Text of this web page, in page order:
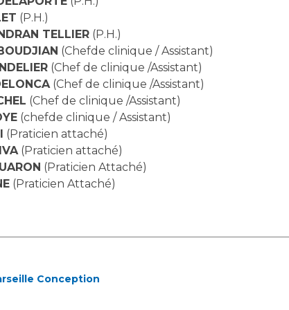
Maternité Hôpital Nord
Maladies Rares
Maladies Rares
(P.H.)
TELLIER (P.H.)
(Chefde clinique / Assistant)
(Chef de clinique /Assistant)
(Chef de clinique /Assistant)
(Chef de clinique /Assistant)
(chefde clinique / Assistant)
(Praticien attaché)
(Praticien attaché)
(Praticien Attaché)
(Praticien Attaché)
Conception